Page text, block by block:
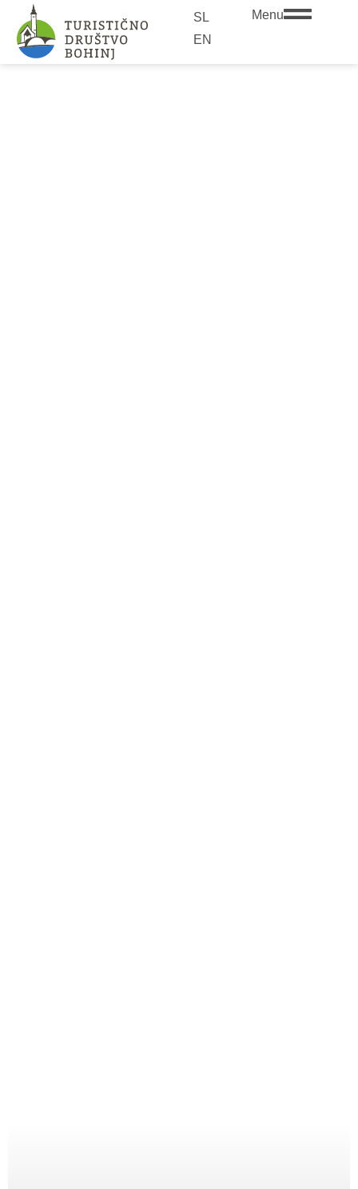
SL
EN
Menu